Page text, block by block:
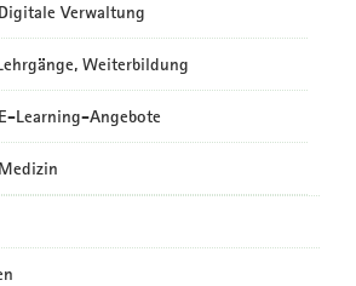
Verwaltung
Weiterbildung
Learning-Angebote